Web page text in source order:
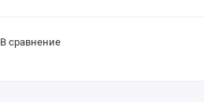
В сравнение